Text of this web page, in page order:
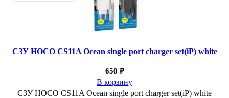
СЗУ HOCO CS11A Ocean single port charger set(iP) white
650 ₽
В корзину
СЗУ HOCO CS11A Ocean single port charger set(iP) white